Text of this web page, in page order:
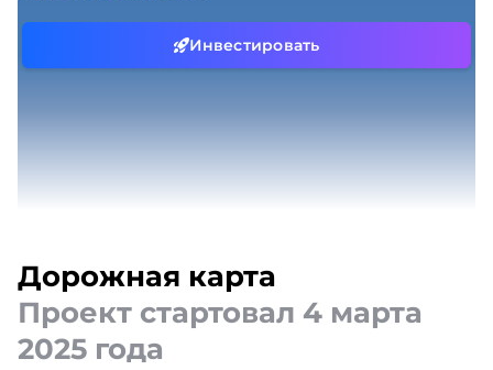
Инвестировать
Дорожная карта
Проект стартовал 4 марта
2025 года